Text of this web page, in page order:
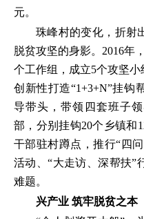
元。
珠峰村的变化，折射
脱贫攻坚的身影。2016年
个工作组，成立5个攻坚小
创新性打造“1+3+N”挂钩
导带头，带领四套班子
部，分别挂钩20个乡镇和
干部驻村蹲点，推行“四
活动、“大走访、深帮扶”
难题。
兴产业 筑牢脱贫之本